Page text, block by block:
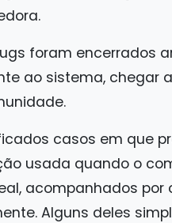
foram encerrados
ao sistema, chegar
casos em que
usada quando o
acompanhados
Alguns deles